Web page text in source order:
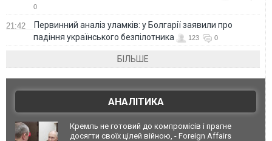
0
21:42
Первинний аналіз уламків: у Болгарії заявили про
падіння українського безпілотника
123 0
БІЛЬШЕ
АНАЛІТИКА
Кремль не готовий до компромісів і прагне
досягти своїх цілей війною, - Foreign Affairs